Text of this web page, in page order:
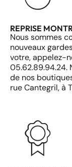
REPRISE
Nous sommes
nouveaux
votre, appelez-
05.62.89.94.24.
de nos
rue Cantegril, à